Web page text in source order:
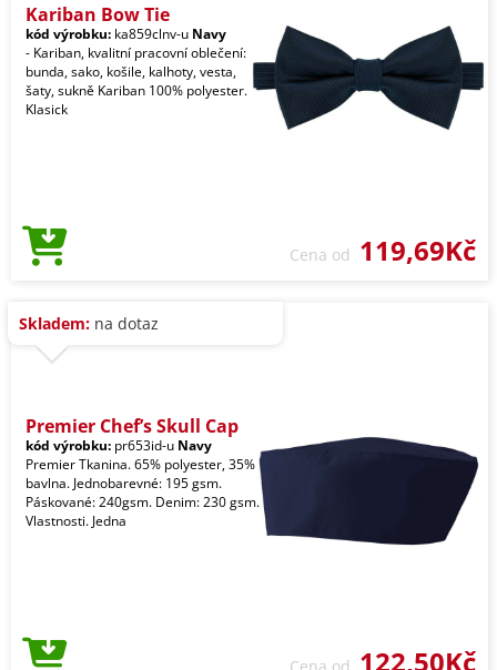
Kariban Bow Tie
kód výrobku: ka859clnv-u Navy
- Kariban, kvalitní pracovní oblečení:
bunda, sako, košile, kalhoty, vesta,
šaty, sukně Kariban 100% polyester.
Klasick
Cena od 119,69Kč
Skladem: na dotaz
Premier Chef’s Skull Cap
kód výrobku: pr653id-u Navy
Premier Tkanina. 65% polyester, 35%
bavlna. Jednobarevné: 195 gsm.
Páskované: 240gsm. Denim: 230 gsm.
Vlastnosti. Jedna
Cena od 122,50Kč